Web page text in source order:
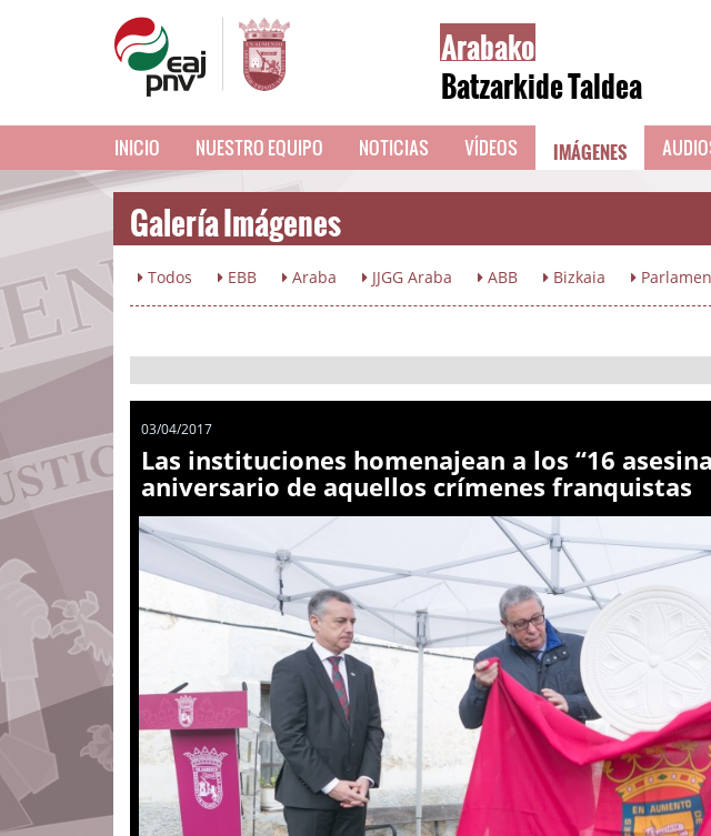
Arabako
Batzarkide Taldea
INICIO NUESTRO EQUIPO NOTICIAS VÍDEOS IMÁGENES
Galería Imágenes
Todos EBB Araba JJGG Araba ABB Bizkaia
03/04/2017
Las instituciones homenajean a los “16
aniversario de aquellos crímenes franquistas